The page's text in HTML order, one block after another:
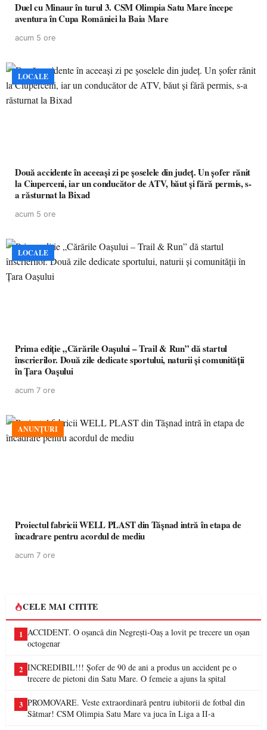
Duel cu Minaur în turul 3. CSM Olimpia Satu Mare începe
aventura în Cupa României la Baia Mare
acum 5 ore
LOCALE
Două accidente în aceeași zi pe șoselele din județ. Un șofer rănit
la Ciuperceni, iar un conducător de ATV, băut și fără permis, s-
a răsturnat la Bixad
acum 5 ore
LOCALE
Prima ediție „Cărările Oașului – Trail & Run” dă startul
înscrierilor. Două zile dedicate sportului, naturii și comunității
în Țara Oașului
acum 7 ore
ANUNȚURI
Proiectul fabricii WELL PLAST din Tășnad intră în etapa de
încadrare pentru acordul de mediu
acum 7 ore
CELE MAI CITITE
1 ACCIDENT. O oșancă din Negrești-Oaș a lovit pe trecere un oșan
octogenar
2 INCREDIBIL!!! Șofer de 90 de ani a produs un accident pe o
trecere de pietoni din Satu Mare. O femeie a ajuns la spital
3 PROMOVARE. Veste extraordinară pentru iubitorii de fotbal din
Sătmar! CSM Olimpia Satu Mare va juca în Liga a II-a